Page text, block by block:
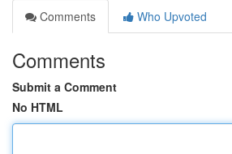
Comments
Who Upvoted
Comments
Submit a Comment
No HTML